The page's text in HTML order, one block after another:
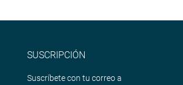
SUSCRIPCIÓN
Suscríbete con tu correo a